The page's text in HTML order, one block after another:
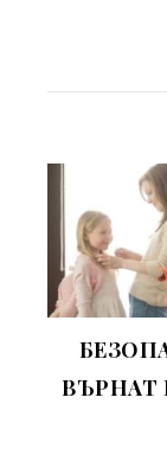
ВЪРНАТ